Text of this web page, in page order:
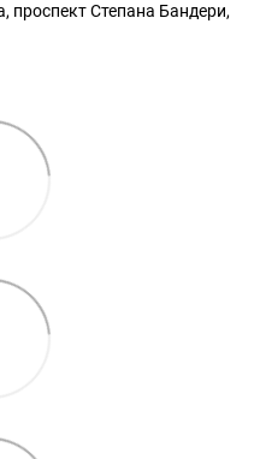
проспект Степана Бандери,